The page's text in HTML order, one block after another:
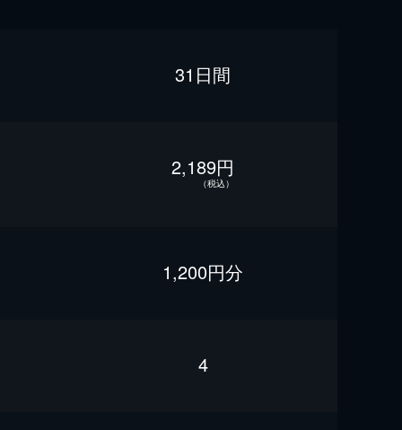
31日間
2,189円
（税込）
1,200円分
4